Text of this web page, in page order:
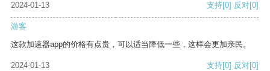
2024-01-13
支持[0] 反对[0]
游客
这款加速器app的价格有点贵，可以适当降低一些，这样会更加亲民。
2024-01-13 支持[0] 反对[0]